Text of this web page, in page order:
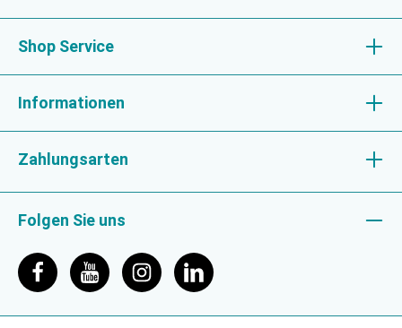
Shop Service
Informationen
Zahlungsarten
Folgen Sie uns